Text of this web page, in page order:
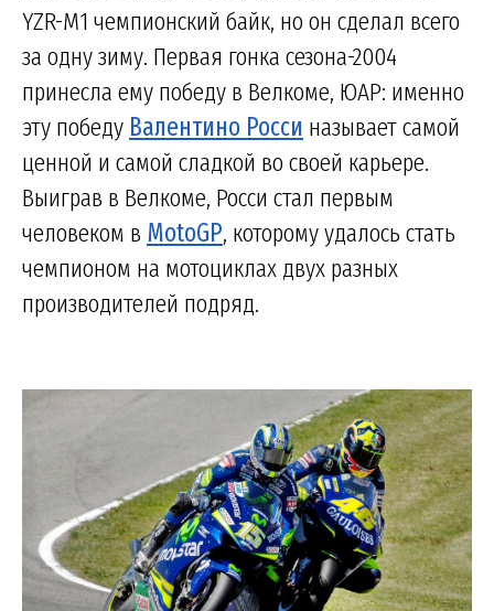
YZR-M1 чемпионский байк, но он сделал всего
за одну зиму. Первая гонка сезона-2004
принесла ему победу в Велкоме, ЮАР: именно
эту победу Валентино Росси называет самой
ценной и самой сладкой во своей карьере.
Выиграв в Велкоме, Росси стал первым
человеком в MotoGP, которому удалось стать
чемпионом на мотоциклах двух разных
производителей подряд.